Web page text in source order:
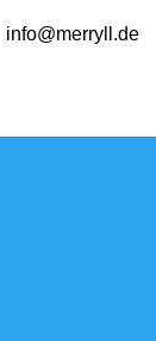
info@merryll.de